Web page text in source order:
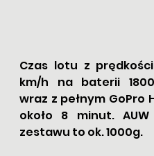
Czas lotu z
km/h na baterii
wraz z pełnym GoPro
około 8 minut.
zestawu to ok. 1000g.